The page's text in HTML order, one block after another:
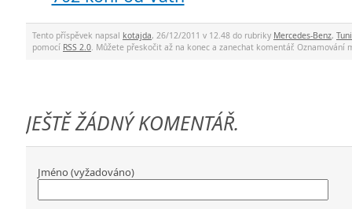
Tento příspěvek napsal kotajda, 26/12/2011 v 12.48 do rubriky Mercedes-Benz,
pomocí RSS 2.0 . Můžete přeskočit až na konec a zanechat komentář.
JEŠTĚ ŽÁDNÝ KOMENTÁŘ.
Jméno (vyžadováno)